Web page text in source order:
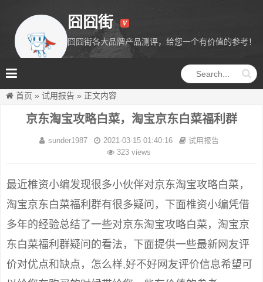
囧囧街
囧囧街各大品牌产品测评，给您一个有价值的参考！
首页 » 试用报告 » 正文内容
京东淘宝攻略白菜，淘宝京东白菜福利群
sunder1987 2021-03-15 01:40:16
试用报告
323 views
最近椎资小编发现很多小伙伴对京东淘宝攻略白菜，
淘宝京东白菜福利群有很多疑问，下面椎资小编凭借
多年的经验总结了一些对京东淘宝攻略白菜，淘宝京
东白菜福利群疑问的看法，下面提供一些最新网友评
价对优点和缺点，怎么样,好不好网友评价信息希望可